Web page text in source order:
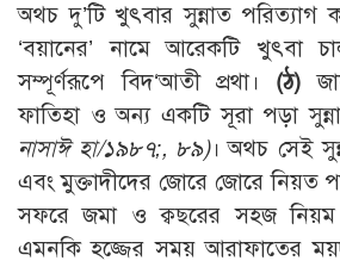
অথচ দু’টি খুৎবার সুন্নাত পরিত্যাগ
‘বয়ানের’ নামে আরেকটি খুৎবা
সম্পূর্ণরূপে বিদ‘আতী প্রথা। (ঠ)
ফাতিহা ও অন্য একটি সূরা পড়া
নাসাঈ হা/১৯৮৭;, ৮৯)। অথচ সেই
এবং মুক্তাদীদের জোরে জোরে নিয়ত
সফরে জমা ও ক্বছরের সহজ নিয়ম
এমনকি হজ্জের সময় আরাফাতের